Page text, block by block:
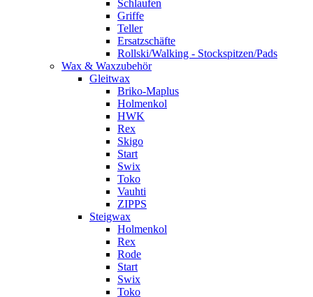
Schlaufen
Griffe
Teller
Ersatzschäfte
Rollski/Walking - Stockspitzen/Pads
Wax & Waxzubehör
Gleitwax
Briko-Maplus
Holmenkol
HWK
Rex
Skigo
Start
Swix
Toko
Vauhti
ZIPPS
Steigwax
Holmenkol
Rex
Rode
Start
Swix
Toko